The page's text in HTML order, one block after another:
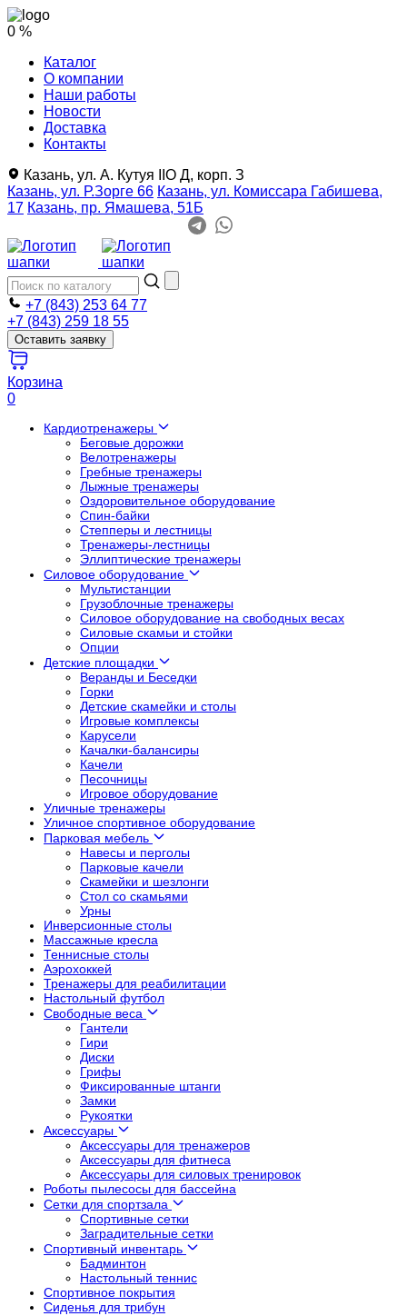
0 %
Каталог
О компании
Наши работы
Новости
Доставка
Контакты
Казань, ул. А. Кутуя IIO Д, корп. З
Казань, ул. Р.Зорге 66 Казань, ул. Комиссара Габишева,
17 Казань, пр. Ямашева, 51Б
+7 (843) 253 64 77
+7 (843) 259 18 55
Оставить заявку
Корзина
0
Кардиотренажеры
Беговые дорожки
Велотренажеры
Гребные тренажеры
Лыжные тренажеры
Оздоровительное оборудование
Спин-байки
Степперы и лестницы
Тренажеры-лестницы
Эллиптические тренажеры
Силовое оборудование
Мультистанции
Грузоблочные тренажеры
Силовое оборудование на свободных весах
Силовые скамьи и стойки
Опции
Детские площадки
Веранды и Беседки
Горки
Детские скамейки и столы
Игровые комплексы
Карусели
Качалки-балансиры
Качели
Песочницы
Игровое оборудование
Уличные тренажеры
Уличное спортивное оборудование
Парковая мебель
Навесы и перголы
Парковые качели
Скамейки и шезлонги
Стол со скамьями
Урны
Инверсионные столы
Массажные кресла
Теннисные столы
Аэрохоккей
Тренажеры для реабилитации
Настольный футбол
Свободные веса
Гантели
Гири
Диски
Грифы
Фиксированные штанги
Замки
Рукоятки
Аксессуары
Аксессуары для тренажеров
Аксессуары для фитнеса
Аксессуары для силовых тренировок
Роботы пылесосы для бассейна
Сетки для спортзала
Спортивные сетки
Заградительные сетки
Спортивный инвентарь
Бадминтон
Настольный теннис
Спортивное покрытия
Сиденья для трибун